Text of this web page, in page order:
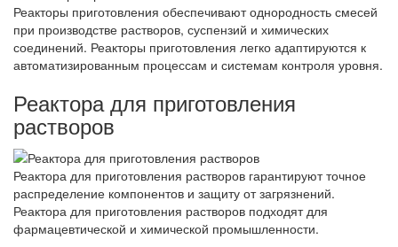
Реакторы приготовления обеспечивают однородность смесей
при производстве растворов, суспензий и химических
соединений. Реакторы приготовления легко адаптируются к
автоматизированным процессам и системам контроля уровня.
Реактора для приготовления
растворов
Реактора для приготовления растворов гарантируют точное
распределение компонентов и защиту от загрязнений.
Реактора для приготовления растворов подходят для
фармацевтической и химической промышленности.